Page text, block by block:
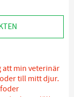
att min veterinär
till mitt djur.